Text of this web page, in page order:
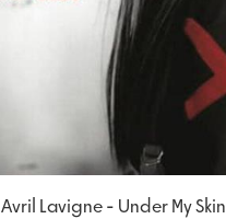
Avril Lavigne - Under My Skin